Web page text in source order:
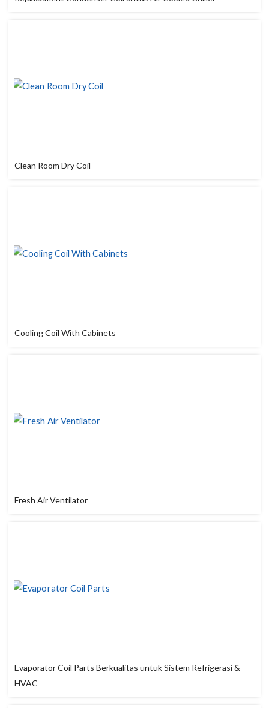
Clean Room Dry Coil
Cooling Coil With Cabinets
Fresh Air Ventilator
Evaporator Coil Parts Berkualitas untuk Sistem Refrigerasi &
HVAC